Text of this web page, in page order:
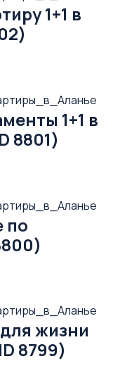
1+1 в
1+1 в
8801)
по
жизни
8799)